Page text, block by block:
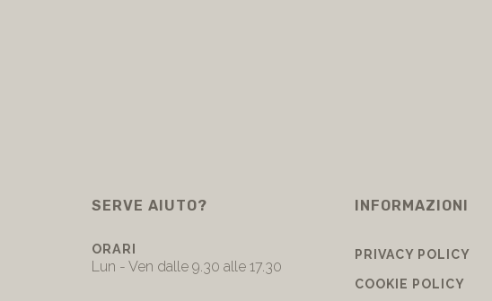
SERVE AIUTO?
ORARI
Lun - Ven dalle 9.30 alle 17.30
INFORMAZIONI
PRIVACY POLICY
COOKIE POLICY